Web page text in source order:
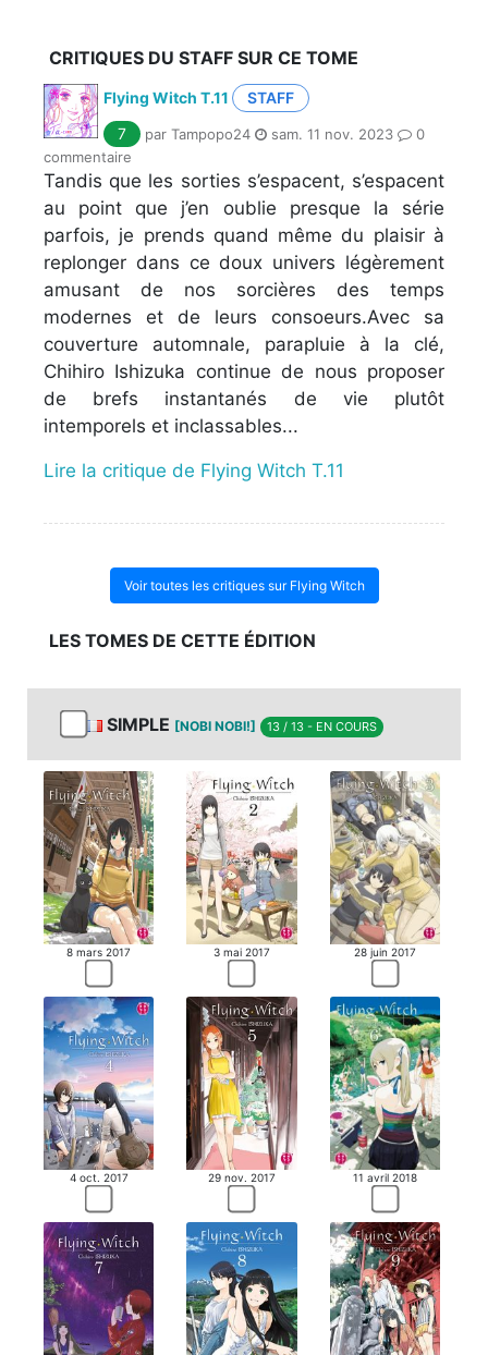
CRITIQUES DU STAFF SUR CE TOME
Flying Witch T.11
STAFF
7
par Tampopo24 sam. 11 nov. 2023
0
commentaire
Tandis que les sorties s’espacent, s’espacent
au point que j’en oublie presque la série
parfois, je prends quand même du plaisir à
replonger dans ce doux univers légèrement
amusant de nos sorcières des temps
modernes et de leurs consoeurs.Avec sa
couverture automnale, parapluie à la clé,
Chihiro Ishizuka continue de nous proposer
de brefs instantanés de vie plutôt
intemporels et inclassables...
Lire la critique de Flying Witch T.11
Voir toutes les critiques sur Flying Witch
LES TOMES DE CETTE ÉDITION
SIMPLE [NOBI NOBI!] 13 / 13 - EN COURS
8 mars 2017 3 mai 2017 28 juin 2017
4 oct. 2017 29 nov. 2017 11 avril 2018